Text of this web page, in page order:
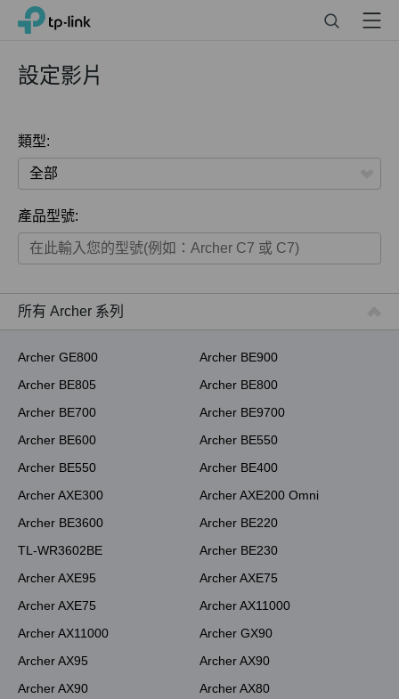
Click
navigation
TP-Link, Reliably Smart Menu
設定影片
類型:
全部
家用產品
商用產品
ISP用產品
產品型號:
所有 Archer 系列
Archer GE800
Archer BE900
Archer BE805
Archer BE800
Archer BE700
Archer BE9700
Archer BE600
Archer BE550
Archer BE550
Archer BE400
Archer AXE300
Archer AXE200 Omni
Archer BE3600
Archer BE220
TL-WR3602BE
Archer BE230
Archer AXE95
Archer AXE75
Archer AXE75
Archer AX11000
Archer AX11000
Archer GX90
Archer AX95
Archer AX90
Archer AX90
Archer AX80